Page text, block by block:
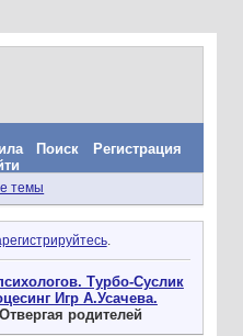
Поиск
Регистрация
темы
.
Турбо-Суслик
Игр А.Усачева.
Отвергая родителей